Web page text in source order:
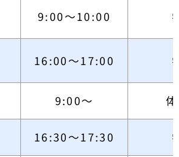
9:00～10:00
16:00～17:00
9:00～
16:30～17:30